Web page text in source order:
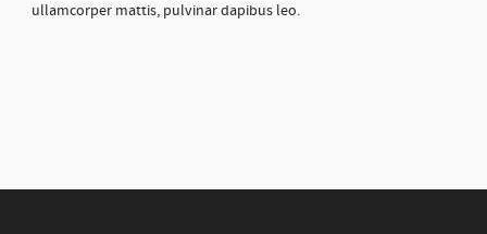
ullamcorper mattis, pulvinar dapibus leo.